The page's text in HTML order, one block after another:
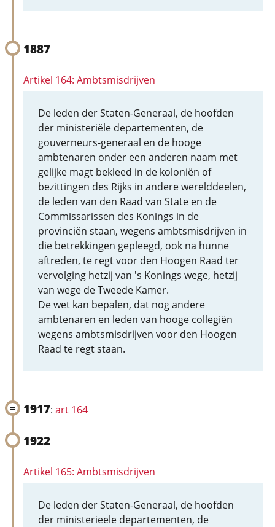
1887
Artikel 164: Ambtsmisdrijven
De leden der Staten-Generaal, de hoofden
der ministeriële departementen, de
gouverneurs-generaal en de hooge
ambtenaren onder een anderen naam met
gelijke magt bekleed in de koloniën of
bezittingen des Rijks in andere werelddeelen,
de leden van den Raad van State en de
Commissarissen des Konings in de
provinciën staan, wegens ambtsmisdrijven in
die betrekkingen gepleegd, ook na hunne
aftreden, te regt voor den Hoogen Raad ter
vervolging hetzij van 's Konings wege, hetzij
van wege de Tweede Kamer.
De wet kan bepalen, dat nog andere
ambtenaren en leden van hooge collegiën
wegens ambtsmisdrijven voor den Hoogen
Raad te regt staan.
1917: art 164
1922
Artikel 165: Ambtsmisdrijven
De leden der Staten-Generaal, de hoofden
der ministerieele departementen, de